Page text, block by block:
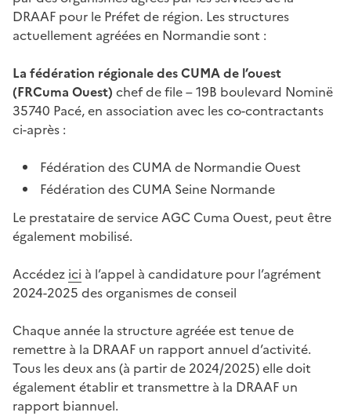
DRAAF pour le Préfet de région. Les structures
actuellement agréées en Normandie sont :
La fédération régionale des CUMA de l’ouest
(FRCuma Ouest) chef de file – 19B boulevard Nominë
35740 Pacé, en association avec les co-contractants
ci-après :
Fédération des CUMA de Normandie Ouest
Fédération des CUMA Seine Normande
Le prestataire de service AGC Cuma Ouest, peut être
également mobilisé.
Accédez ici à l’appel à candidature pour l’agrément
2024-2025 des organismes de conseil
Chaque année la structure agréée est tenue de
remettre à la DRAAF un rapport annuel d’activité.
Tous les deux ans (à partir de 2024/2025) elle doit
également établir et transmettre à la DRAAF un
rapport biannuel.